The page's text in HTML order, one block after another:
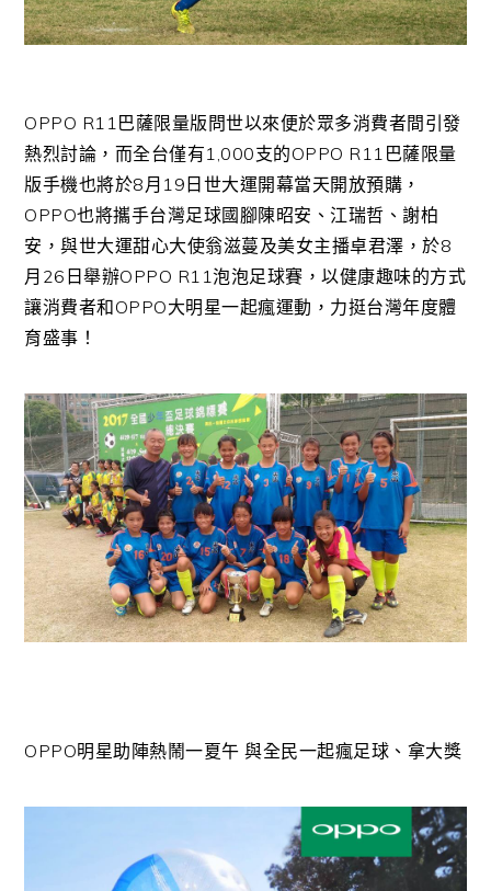
OPPO R11巴薩限量版問世以來便於眾多消費者間引發
熱烈討論，而全台僅有1,000支的OPPO R11巴薩限量
版手機也將於8月19日世大運開幕當天開放預購，
OPPO也將攜手台灣足球國腳陳昭安、江瑞哲、謝柏
安，與世大運甜心大使翁滋蔓及美女主播卓君澤，於8
月26日舉辦OPPO R11泡泡足球賽，以健康趣味的方式
讓消費者和OPPO大明星一起瘋運動，力挺台灣年度體
育盛事！
OPPO明星助陣熱鬧一夏午 與全民一起瘋足球、拿大獎